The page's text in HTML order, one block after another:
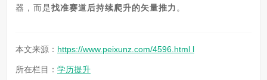
器，而是找准赛道后持续爬升的矢量推力 。
本文来源： https://www.peixunz.com/4596.html l
所在栏目： 学历提升